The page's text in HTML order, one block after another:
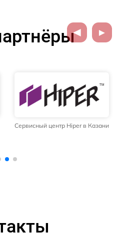
Сервисный центр Hiper в Казани